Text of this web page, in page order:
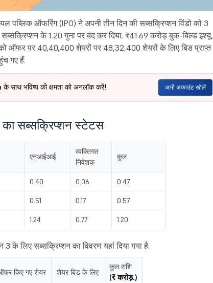
पब्लिक ऑफरिंग (IPO) ने अपनी तीन दिन की सब्सक्रिप्शन विंडो को 3
के 1.20 गुना पर बंद कर दिया. ₹41.69 करोड़ बुक-बिल्ड इश्यू,
ऑफर पर 40,40,400 शेयरों पर 48,32,400 शेयरों के लिए बिड प्राप्त
गए हैं.
साथ भविष्य की क्षमता को अनलॉक करें! अभी अकाउंट खोलें
सब्सक्रिप्शन स्टेटस
एनआईआई
व्यक्तिगत
निवेशक
कुल
0.40 0.06 0.47
0.51 0.17 0.57
1.24 0.77 1.20
3 के लिए सब्सक्रिप्शन का विवरण यहां दिया गया है:
किए गए शेयर शेयर बिड के लिए
कुल राशि
(₹ करोड़.)